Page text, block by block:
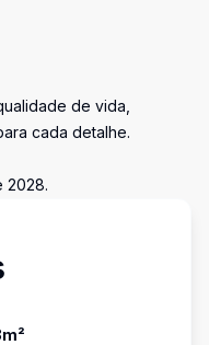
de vida,
cada detalhe.
2028.
m²